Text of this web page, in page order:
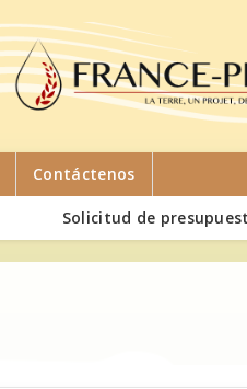
Contáctenos
Solicitud de